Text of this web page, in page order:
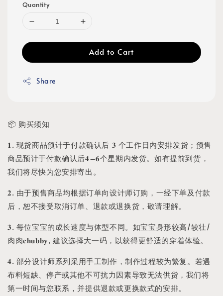
Quantity
Add to Cart
Share
📦 购买须知
𝟏. 现货商品预计于付款确认后 𝟑 个工作日内安排发货；预售
商品预计于付款确认后𝟒–𝟔个星期内发货。如有提前到货，
我们将尽快为您安排寄出。
𝟐. 由于预售商品均根据订单向设计师订购，一经下单及付款
后，恕不接受取消订单、退款或退换货，敬请理解。
𝟑. 每位宝宝的成长速度与体型不同。如宝宝身形较高/较壮/
肉肉𝐜𝐡𝐮𝐛𝐛𝐲, 建议选择大一码，以获得更舒适的穿着体验。
𝟒. 部分设计师系列采用手工制作，制作过程较为繁复。若遇
布料短缺、停产或其他不可抗力因素导致无法供货，我们将
第一时间与您联系，并提供退款或更换款式的安排。